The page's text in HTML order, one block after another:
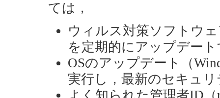
ては，
ウィルス対策ソフトウ
を定期的にアップデー
OSのアップデート（
実行し，最新のセキュ